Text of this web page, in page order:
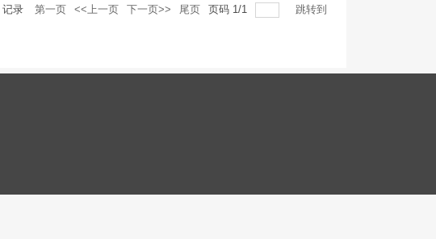
记录 第一页 <<上一页 下一页>> 尾页 页码 1/1 跳转到